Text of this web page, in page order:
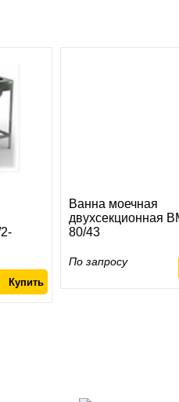
Ванна моечная
двухсекционная
80/43
По запросу